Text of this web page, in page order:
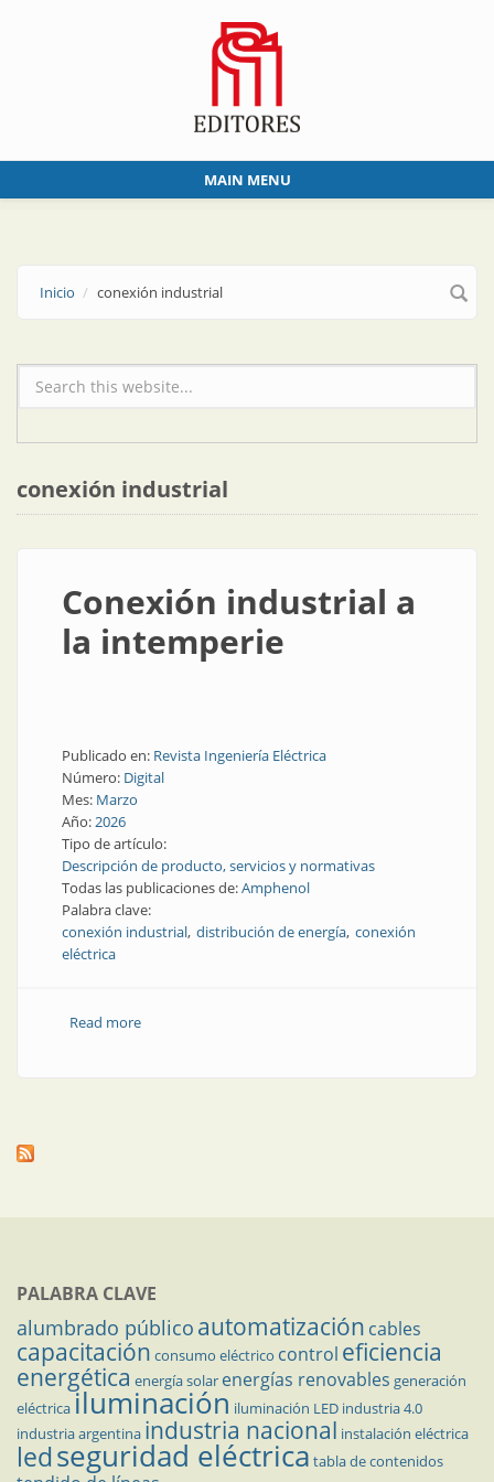
MAIN MENU
Inicio conexión industrial
Formulario de búsqueda
conexión industrial
Conexión industrial a
la intemperie
Publicado en: Revista Ingeniería Eléctrica
Número: Digital
Mes: Marzo
Año:2026
Tipo de artículo:
Descripción de producto, servicios y normativas
Todas las publicaciones de:Amphenol
Palabra clave:
conexión industrial distribución de energía conexión
eléctrica
Read moreabout Conexión industrial a la intemperie
PALABRA CLAVE
alumbrado público automatización cables
capacitación consumo eléctrico control eficiencia
energética energía solar energías renovables generación
eléctricailuminación iluminación LED industria 4.0
industria argentina industria nacional instalación eléctrica
ledseguridad eléctrica tabla de contenidos